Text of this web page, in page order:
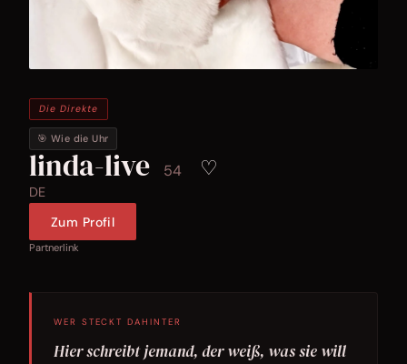
Die Direkte
🎯 Wie die Uhr
linda-live 54 ♡
DE
Zum Profil
Partnerlink
WER STECKT DAHINTER
Hier schreibt jemand, der weiß, was sie will